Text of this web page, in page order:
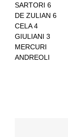
SARTORI 6
DE ZULIAN 6
CELA 4
GIULIANI 3
MERCURI
ANDREOLI